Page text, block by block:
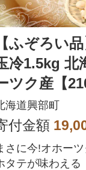
【ふぞろい
冷1.5kg 北
ツク産【
海道興部町
付金額
さに今!オホー
タテが味わえる